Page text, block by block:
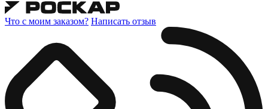
Что с моим заказом? Написать отзыв